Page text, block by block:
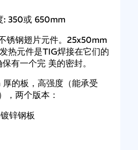
: 350或 650mm
锈钢翅片元件。25x50mm
热元件是TIG焊接在它们的
有一个完 美的密封。
的板，高强度（能承受
，两个版本：
锌钢板